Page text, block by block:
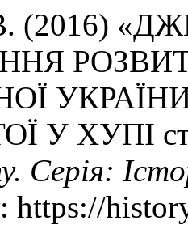
(2016)
У ХУПІ
Серія:
https://